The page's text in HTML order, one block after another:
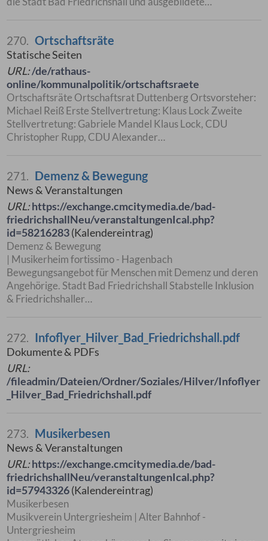
270. Ortschaftsräte
Statische Seiten
URL:/de/rathaus-
online/kommunalpolitik/ortschaftsraete
Ortschaftsräte Ortschaftsrat Duttenberg Ortsvorsteher:
Michael Reiß Erste Stellvertretung: Klaus Lock Zweite
Stellvertretung: Gabriele Mandel Klaus Lock, CDU
Christopher Rupp, CDU Alexander…
271. Demenz & Bewegung
News & Veranstaltungen
URL:https://exchange.cmcitymedia.de/bad-
friedrichshallNeu/veranstaltungenIcal.php?
id=58216283(Kalendereintrag)
Demenz & Bewegung
| Musikerheim fortissimo - Hagenbach
Bewegungsangebot für Menschen mit Demenz und deren
Angehörige. Stadt Bad Friedrichshall Stabstelle Inklusion
& Friedrichshaller…
272. Infoflyer_Hilver_Bad_Friedrichshall.pdf
Dokumente & PDFs
URL:
/fileadmin/Dateien/Ordner/Soziales/Hilver/Infoflyer
_Hilver_Bad_Friedrichshall.pdf
273. Musikerbesen
News & Veranstaltungen
URL:https://exchange.cmcitymedia.de/bad-
friedrichshallNeu/veranstaltungenIcal.php?
id=57943326(Kalendereintrag)
Musikerbesen
Musikverein Untergriesheim | Alter Bahnhof -
Untergriesheim